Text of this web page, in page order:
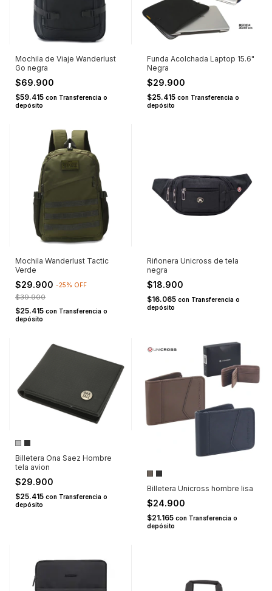
Mochila de Viaje Wanderlust
Go negra
$69.900
$59.415 con Transferencia o
depósito
Funda Acolchada Laptop 15.6"
Negra
$29.900
$25.415 con Transferencia o
depósito
Mochila Wanderlust Tactic
Verde
$29.900 -25% OFF
$39.900
$25.415 con Transferencia o
depósito
Riñonera Unicross de tela
negra
$18.900
$16.065 con Transferencia o
depósito
Billetera Ona Saez Hombre
tela avion
$29.900
$25.415 con Transferencia o
depósito
Billetera Unicross hombre lisa
$24.900
$21.165 con Transferencia o
depósito